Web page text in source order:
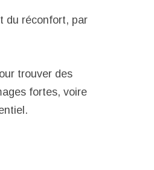
du réconfort, par
trouver des
fortes, voire